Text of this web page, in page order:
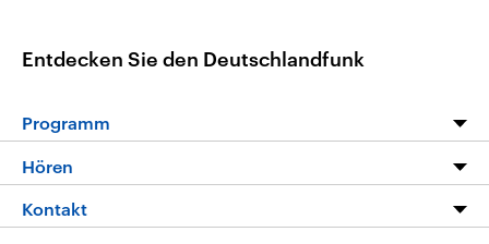
Entdecken Sie den Deutschlandfunk
Programm
Die Nachrichten
Hören
Livestream
Kontakt